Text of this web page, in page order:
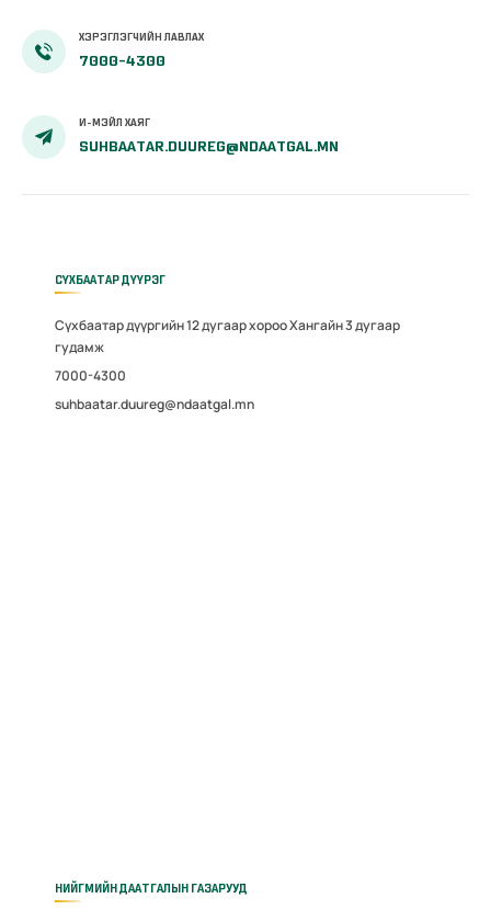
ХЭРЭГЛЭГЧИЙН ЛАВЛАХ
7000-4300
И-МЭЙЛ ХАЯГ
SUHBAATAR.DUUREG@NDAATGAL.MN
СҮХБААТАР ДҮҮРЭГ
Сүхбаатар дүүргийн 12 дугаар хороо Хангайн 3 дугаар
гудамж
7000-4300
suhbaatar.duureg@ndaatgal.mn
НИЙГМИЙН ДААТГАЛЫН ГАЗАРУУД